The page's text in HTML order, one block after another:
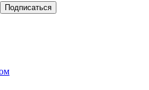
Подписаться